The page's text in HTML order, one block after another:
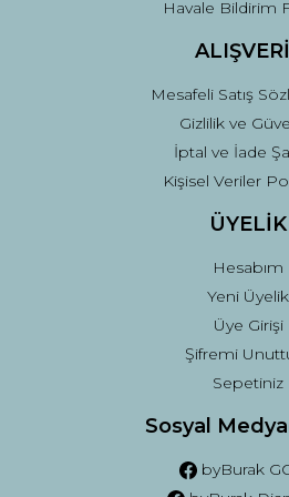
Havale Bildirim
Mesafeli Satış
Gizlilik ve
İptal ve İade
Kişisel Veriler
ÜYELİK
Hesabım
Yeni Üyelik
Üye Girişi
Şifremi
Sepetiniz
Sosyal
byBurak